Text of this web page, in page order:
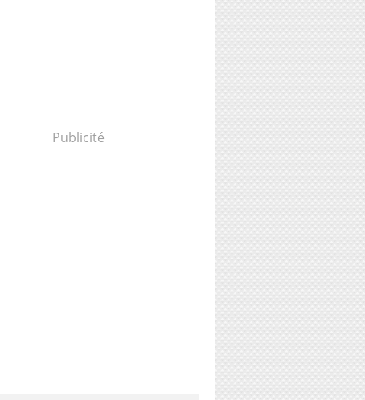
Publicité